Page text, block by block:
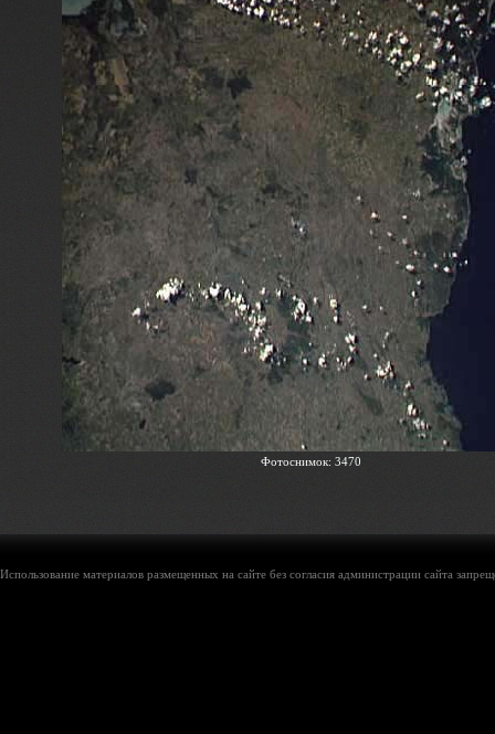
Фотоснимок: 3470
Использование материалов размещенных на сайте без согласия администрации сайта